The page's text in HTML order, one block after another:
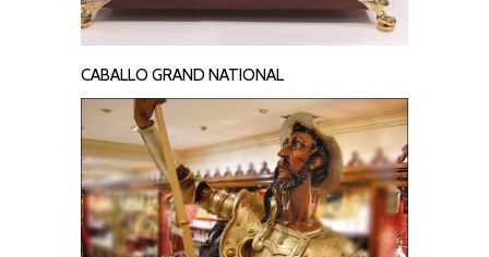
LEER MÁS
CABALLO GRAND NATIONAL